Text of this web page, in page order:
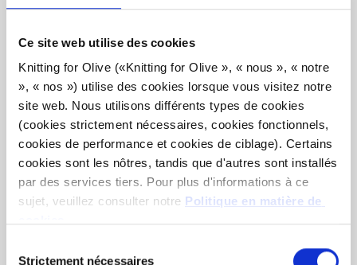
Ce site web utilise des cookies
Knitting for Olive («Knitting for Olive », « nous », « notre
», « nos ») utilise des cookies lorsque vous visitez notre
site web. Nous utilisons différents types de cookies
(cookies strictement nécessaires, cookies fonctionnels,
cookies de performance et cookies de ciblage). Certains
cookies sont les nôtres, tandis que d'autres sont installés
par des services tiers. Pour plus d'informations à ce
sujet, veuillez consulter notre Politique en matière de
qui ne sont pas indispensables au fonctionnement du site
Strictement nécessaires
KNITTING FOR OLIVE
MERINO - DUSTY SEA
KNITTING FOR OLIVE
MERINO - DUSTY OLIVE